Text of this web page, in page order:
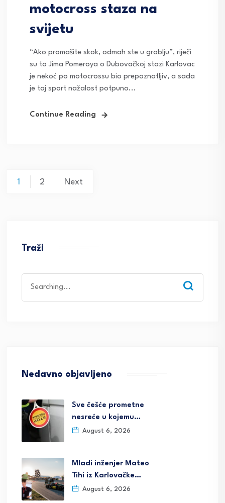
motocross staza na
svijetu
“Ako promašite skok, odmah ste u groblju”, riječi
su to Jima Pomeroya o Dubovačkoj stazi Karlovac
je nekoć po motocrossu bio prepoznatljiv, a sada
je taj sport nažalost potpuno...
Continue Reading
Posts
1 2 Next
Traži
for:
Nedavno objavljeno
Sve češće prometne
nesreće u kojemu…
August 6, 2026
Mladi inženjer Mateo
Tihi iz Karlovačke…
August 6, 2026